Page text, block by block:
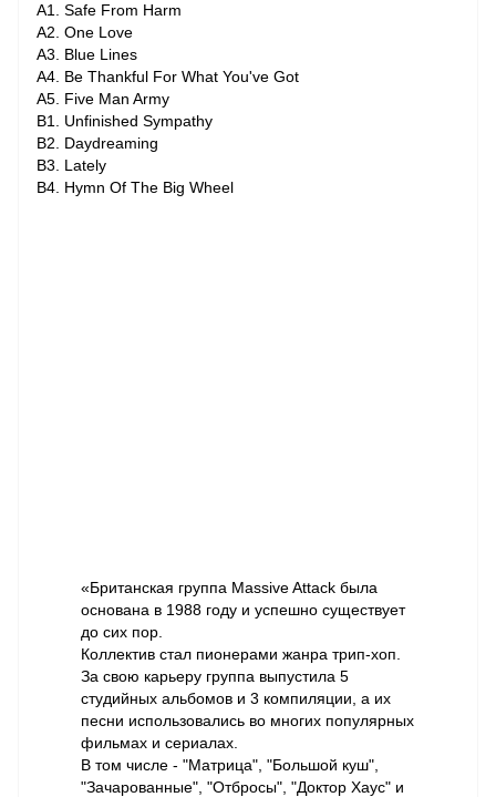
A1. Safe From Harm
A2. One Love
A3. Blue Lines
A4. Be Thankful For What You've Got
A5. Five Man Army
B1. Unfinished Sympathy
B2. Daydreaming
B3. Lately
B4. Hymn Of The Big Wheel
«Британская группа Massive Attack была
основана в 1988 году и успешно существует
до сих пор.
Коллектив стал пионерами жанра трип-хоп.
За свою карьеру группа выпустила 5
студийных альбомов и 3 компиляции, а их
песни использовались во многих популярных
фильмах и сериалах.
В том числе - "Матрица", "Большой куш",
"Зачарованные", "Отбросы", "Доктор Хаус" и